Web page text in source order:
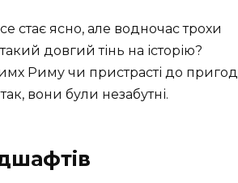
стає ясно, але водночас трохи
довгий тінь на історію?
Риму чи пристрасті до пригод
вони були незабутні.